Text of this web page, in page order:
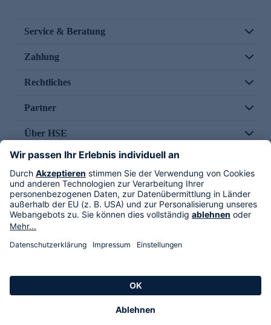
Service & Beratung
Zahlung
Rechtliches
Partner
Über HSE
Im TV
HSE International